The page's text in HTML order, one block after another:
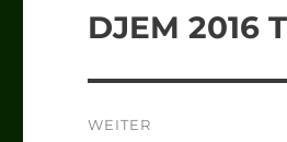
Vorheriger
DJEM 2016
WEITER